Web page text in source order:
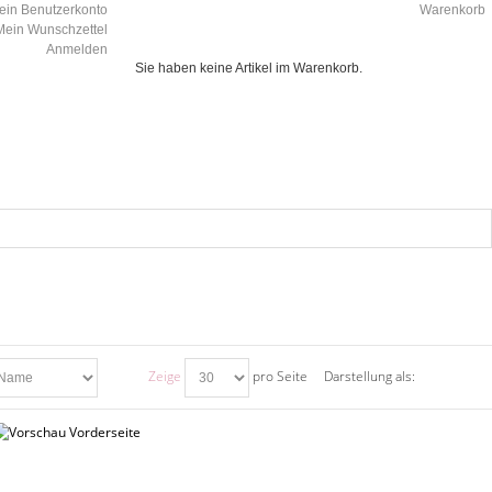
Warenkorb
Sie haben keine Artikel im Warenkorb.
Benutzerkonto
Wunschzettel
Anmelden
Zeige pro Seite Darstellung als: